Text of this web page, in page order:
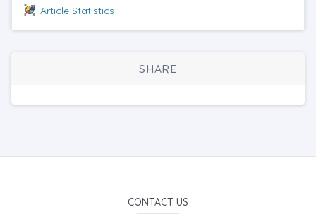
Article Statistics
SHARE
CONTACT US